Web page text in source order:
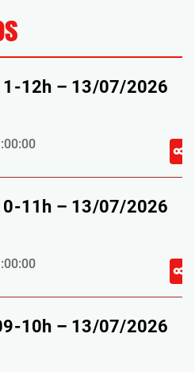
12h – 13/07/2026
11h – 13/07/2026
10h – 13/07/2026